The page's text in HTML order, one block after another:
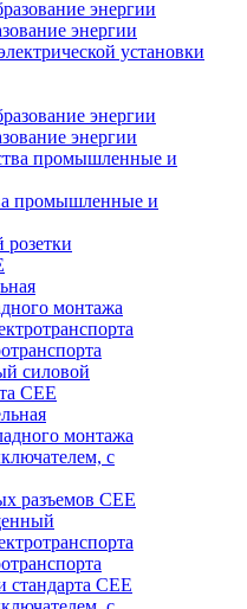
энергии
установки
энергии
промышленные и
розетки
монтажа
силовой
CEE
монтажа
с
разъемов CEE
CEE